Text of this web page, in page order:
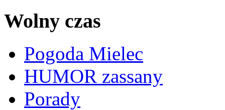
Wolny czas
Pogoda Mielec
HUMOR zassany
Porady